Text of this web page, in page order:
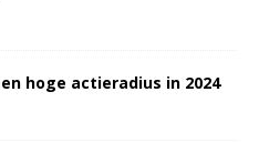
hoge actieradius in 2024